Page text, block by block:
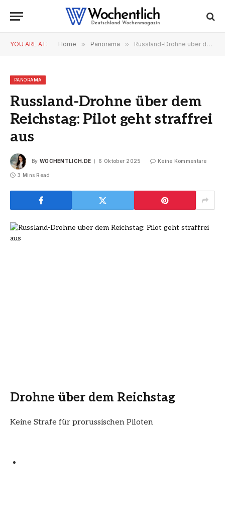
YOU ARE AT: Home » Panorama » Russland-Drohne über dem Reichstag: Pilot geht straffrei aus
PANORAMA
Russland-Drohne über dem
Reichstag: Pilot geht straffrei
aus
By WOCHENTLICH.DE 6 Oktober 2025 Keine Kommentare
3 Mins Read
Drohne über dem Reichstag
Keine Strafe für prorussischen Piloten